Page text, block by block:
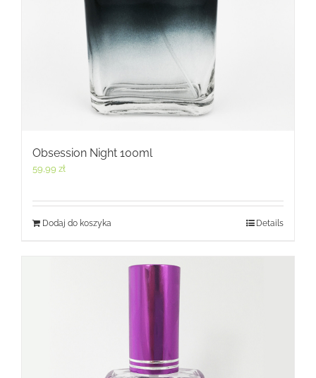
Obsession Night 100ml
59,99 zł
Dodaj do koszyka Details